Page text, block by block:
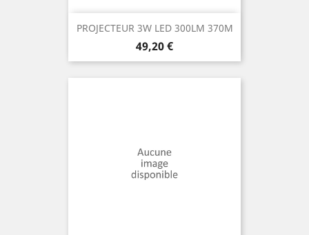
PROJECTEUR 3W LED 300LM 370M
Prix
49,20 €